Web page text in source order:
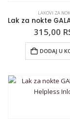
LAKOVI ZA
315,00
DODAJ U